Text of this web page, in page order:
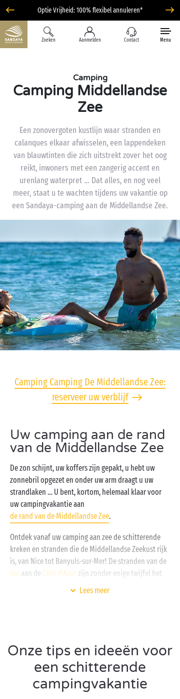
Optie Vrijheid: 100% flexibel annuleren*
Zoeken Aanmelden Contact Menu
Camping
Camping Middellandse
Zee
Een zonovergoten kustlijn waar stranden en
calanques elkaar afwisselen, een lappendeken
van blauwtinten die zich uitstrekt zover het oog
reikt, inwoners met een zangerig accent en
urenlang waterpret … Dat alles, en nog veel
meer, staat u te wachten tijdens uw vakantie op
een Sandaya-camping aan de Middellandse Zee.
Camping Camping De Middellandse Zee:
reserveer uw verblijf
Uw camping aan de rand
van de Middellandse Zee
De zon schijnt, uw koffers zijn gepakt, u hebt uw
zonnebril opgezet en onder uw arm draagt u uw
strandlaken … U bent, kortom, helemaal klaar voor
uw campingvakantie aan
de rand van de Middellandse Zee.
Ontdek vanaf uw camping aan zee de schitterende
kreken en stranden die de Middellandse Zeekust rijk
is, van Nice tot Banyuls-sur-Mer! De stranden van de
Var aan de Côte d’Azur zijn zonder enige twijfel het
populairst: het strand van La Gaillarde, de baai van
tot Canet-Plage verbergt talloze juweeltjes tegen een
achtergrond van mediterraan blauw.
samen met de kinderen vakantieen staan ze
al te trappelen van ongeduld? Trakteer uzelf dan
Lees meer
Onze tips en ideeën voor
een schitterende
campingvakantie